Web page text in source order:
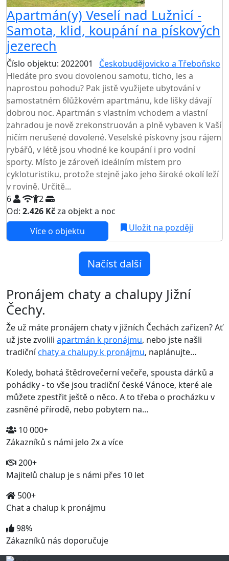
Apartmán(y) Veselí nad Lužnicí -
Samota, klid, koupání na pískových
jezerech
Číslo objektu: 2022001
Českobudějovicko a Třeboňsko
Hledáte pro svou dovolenou samotu, ticho, les a
naprostou pohodu? Pak jistě využijete ubytování v
samostatném 6lůžkovém apartmánu, kde lišky dávají
dobrou noc. Apartmán s vlastním vchodem a vlastní
zahradou je nově zrekonstruován a plně vybaven k Vaší
ničím nerušené dovolené. Veselské pískovny jsou rájem
rybářů, v létě jsou vhodné ke koupání i pro vodní
sporty. Místo je zároveň ideálním místem pro
cykloturistiku, protože stejně jako jeho široké okolí leží
v rovině. Určitě...
6
2
Od: 2.426 Kčza objekt a noc
Více o objektu
Uložit na později
Načíst další
Pronájem chaty a chalupy Jižní
Čechy.
Že už máte pronájem chaty v jižních Čechách zařízen? Ať
už jste zvolili apartmán k pronájmu, nebo jste našli
tradičníchaty a chalupy k pronájmu, naplánujte…
Koledy, bohatá štědrovečerní večeře, spousta dárků a
pohádky - to vše jsou tradiční české Vánoce, které ale
můžete zpestřit ještě o něco. A to třeba o procházku v
zasněné přírodě, nebo pobytem na…
10 000+
Zákazníků s námi jelo 2x a více
200+
Majitelů chalup je s námi přes 10 let
500+
Chat a chalup k pronájmu
98%
Zákazníků nás doporučuje